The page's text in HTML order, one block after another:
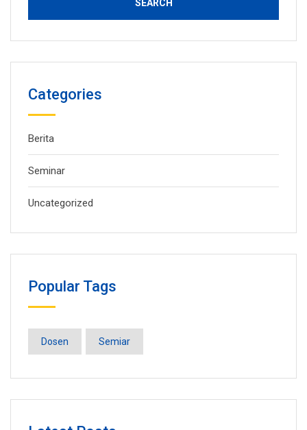
Categories
Berita
Seminar
Uncategorized
Popular Tags
Dosen Semiar